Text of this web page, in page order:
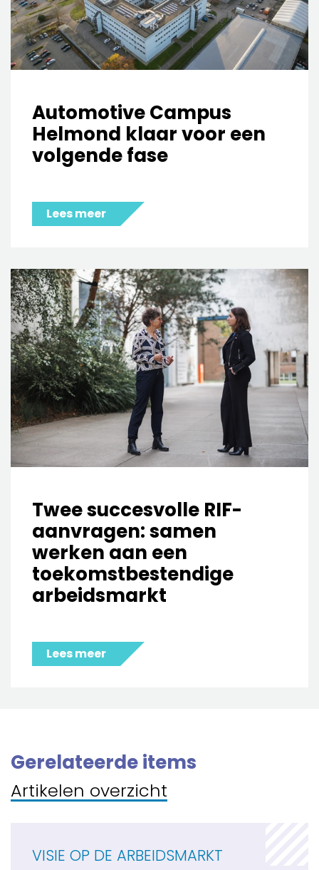
Automotive Campus
Helmond klaar voor een
volgende fase
Lees meer
Twee succesvolle RIF-
aanvragen: samen
werken aan een
toekomstbestendige
arbeidsmarkt
Lees meer
Gerelateerde items
Artikelen overzicht
VISIE OP DE ARBEIDSMARKT